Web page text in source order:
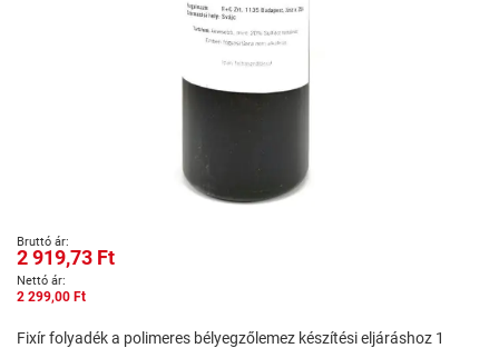
Ugrás
a
képgaléria
elejére
2 919,73 Ft
2 299,00 Ft
Fixír folyadék a polimeres bélyegzőlemez készítési eljáráshoz 1